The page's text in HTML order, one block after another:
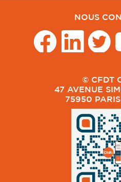
NOUS
© CFDT
47 AVENUE
75950